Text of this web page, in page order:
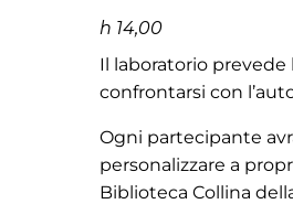
h 14,00
Il laboratorio
confrontarsi con
Ogni partecipante
personalizzare a
Biblioteca Collina